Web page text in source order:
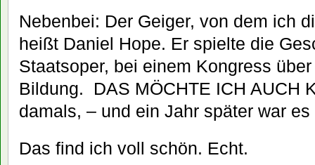
Nebenbei: Der Geiger, von dem ich
heißt Daniel Hope. Er spielte die
Staatsoper, bei einem Kongress
Bildung. DAS MÖCHTE ICH AUCH
damals, – und ein Jahr später war
Das find ich voll schön. Echt.